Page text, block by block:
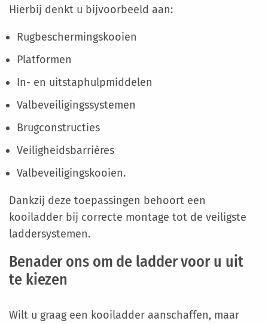
Hierbij denkt u bijvoorbeeld aan:
Rugbeschermingskooien
Platformen
In- en uitstaphulpmiddelen
Valbeveiligingssystemen
Brugconstructies
Veiligheidsbarrières
Valbeveiligingskooien.
Dankzij deze toepassingen behoort een
kooiladder bij correcte montage tot de veiligste
laddersystemen.
Benader ons om de ladder voor u uit
te kiezen
Wilt u graag een kooiladder aanschaffen, maar